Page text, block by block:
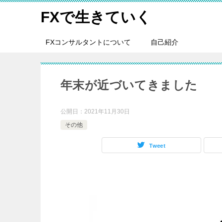
FXで生きていく
FXコンサルタントについて 自己紹介
年末が近づいてきました
公開日： 2021年11月30日
その他
Tweet